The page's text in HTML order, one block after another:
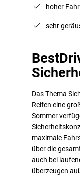
hoher
sehr
Das Thema
Reifen eine
Sommer
maximale
über die
auch bei
überzeugen